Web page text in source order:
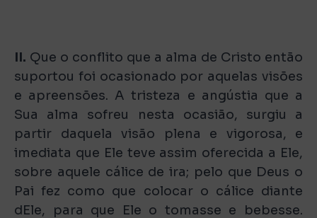
II. Que o conflito que a alma de Cristo então
suportou foi ocasionado por aquelas visões
e apreensões. A tristeza e angústia que a
Sua alma sofreu nesta ocasião, surgiu a
partir daquela visão plena e vigorosa, e
imediata que Ele teve assim oferecida a Ele,
sobre aquele cálice de ira; pelo que Deus o
Pai fez como que colocar o cálice diante
dEle, para que Ele o tomasse e bebesse.